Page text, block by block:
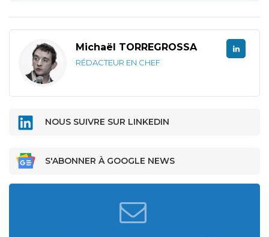
Michaël TORREGROSSA
RÉDACTEUR EN CHEF
NOUS SUIVRE SUR LINKEDIN
S'ABONNER À GOOGLE NEWS